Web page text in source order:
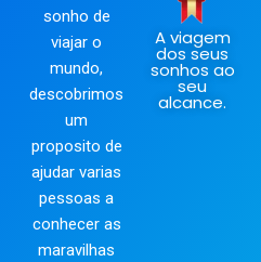
sonho de
viajar o
mundo,
descobrimos
um
proposito de
ajudar varias
pessoas a
conhecer as
maravilhas
A viagem
dos seus
sonhos ao
seu
alcance.